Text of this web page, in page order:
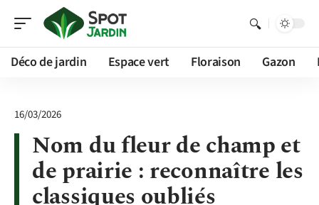
Déco de jardin Espace vert Floraison Gazon
16/03/2026
Nom du fleur de champ et
de prairie : reconnaître les
classiques oubliés